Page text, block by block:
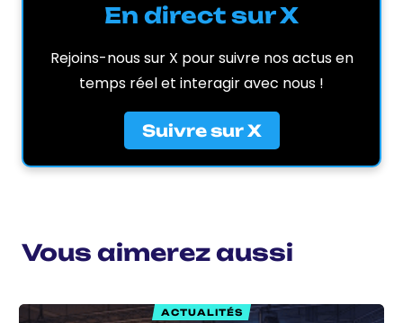
En direct sur X
Rejoins-nous sur X pour suivre nos actus en
temps réel et interagir avec nous !
Suivre sur X
Vous aimerez aussi
ACTUALITÉS